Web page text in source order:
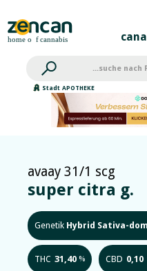
Stadt APOTHEKE
avaay 31/1 scg
super citra g.
Genetik Hybrid Sativa-
THC 31,40 % CBD 0,10